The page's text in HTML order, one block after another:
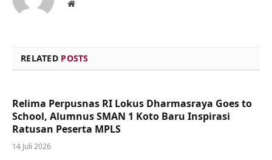
Website
RELATED POSTS
Relima Perpusnas RI Lokus Dharmasraya Goes to
School, Alumnus SMAN 1 Koto Baru Inspirasi
Ratusan Peserta MPLS
14 Juli 2026